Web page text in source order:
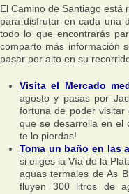
El Camino de Santiago está
para disfrutar en cada una
todo lo que encontrarás
comparto más información
pasar por alto en su
Visita el Mercado
agosto y pasas por
fortuna de poder
que se desarrolla en el
te lo pierdas!
Toma un baño en las
si eliges la Vía de la
aguas termales de As
fluyen 300 litros de